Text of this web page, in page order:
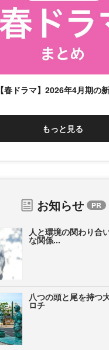
【春ドラマ】2026年4月期の
もっと見る
お知らせ
人と環境の関わり合
な関係...
八つの頭と尾を持つ
ロチ